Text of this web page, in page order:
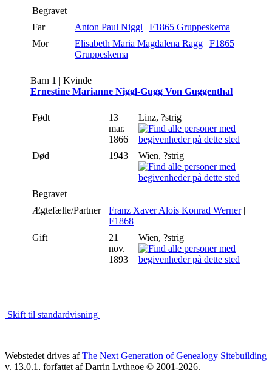
Begravet
Far
Anton Paul Niggl | F1865 Gruppeskema
Mor
Elisabeth Maria Magdalena Ragg | F1865
Gruppeskema
Barn 1 | Kvinde
Ernestine Marianne Niggl-Gugg Von Guggenthal
Født
13
mar.
1866
Linz, ?strig
Død 1943 Wien, ?strig
Begravet
Ægtefælle/Partner
Franz Xaver Alois Konrad Werner|
F1868
Gift
21
nov.
1893
Wien, ?strig
Skift til standardvisning
Webstedet drives afThe Next Generation of Genealogy Sitebuilding
v. 13.0.1, forfattet af Darrin Lythgoe © 2001-2026.